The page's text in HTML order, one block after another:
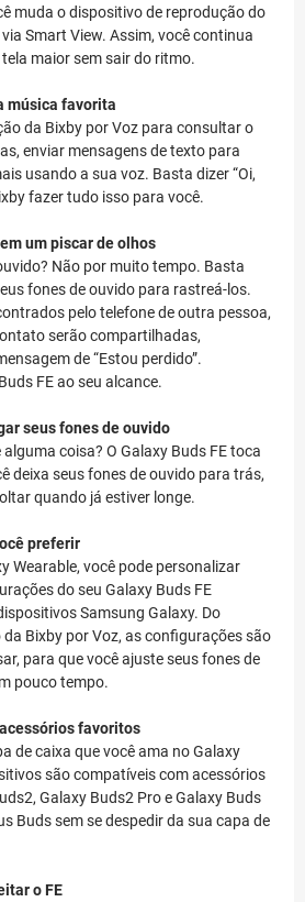
muda o dispositivo de reprodução do
Smart View. Assim, você continua
maior sem sair do ritmo.
música favorita
da Bixby por Voz para consultar o
enviar mensagens de texto para
usando a sua voz. Basta dizer “Oi,
fazer tudo isso para você.
um piscar de olhos
Não por muito tempo. Basta
fones de ouvido para rastreá-los.
pelo telefone de outra pessoa,
serão compartilhadas,
de “Estou perdido”.
FE ao seu alcance.
seus fones de ouvido
coisa? O Galaxy Buds FE toca
deixa seus fones de ouvido para trás,
quando já estiver longe.
preferir
Wearable, você pode personalizar
do seu Galaxy Buds FE
Samsung Galaxy. Do
Bixby por Voz, as configurações são
para que você ajuste seus fones de
pouco tempo.
favoritos
de caixa que você ama no Galaxy
são compatíveis com acessórios
Galaxy Buds2 Pro e Galaxy Buds
Buds sem se despedir da sua capa de
o FE